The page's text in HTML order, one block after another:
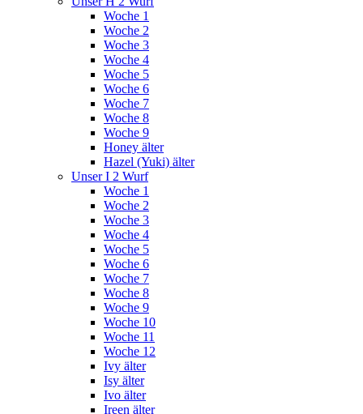
Woche 1
Woche 2
Woche 3
Woche 4
Woche 5
Woche 6
Woche 7
Woche 8
Woche 9
Honey älter
Hazel (Yuki) älter
Unser I 2 Wurf
Woche 1
Woche 2
Woche 3
Woche 4
Woche 5
Woche 6
Woche 7
Woche 8
Woche 9
Woche 10
Woche 11
Woche 12
Ivy älter
Isy älter
Ivo älter
Ireen älter